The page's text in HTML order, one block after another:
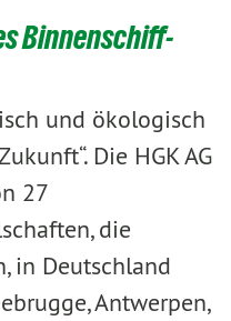
Binnenschiff-
und ökologisch
Die HGK AG
27
die
in Deutschland
Antwerpen,